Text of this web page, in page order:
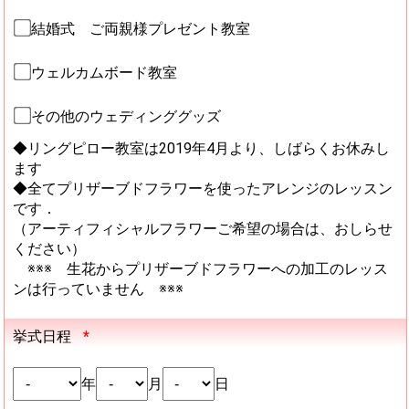
結婚式 ご両親様プレゼント教室
ウェルカムボード教室
その他のウェディンググッズ
◆リングピロー教室は2019年4月より、しばらくお休みし
ます
◆全てプリザーブドフラワーを使ったアレンジのレッスン
です．
（アーティフィシャルフラワーご希望の場合は、おしらせ
ください）
※※※ 生花からプリザーブドフラワーへの加工のレッス
ンは行っていません ※※※
挙式日程 *
年 月 日